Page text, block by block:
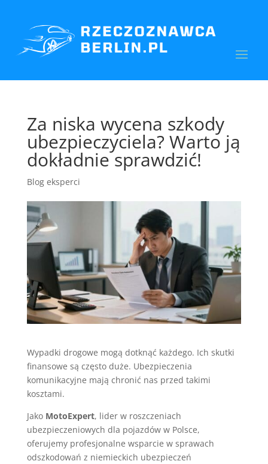
Za niska wycena szkody
ubezpieczyciela? Warto ją
dokładnie sprawdzić!
Blog eksperci
Wypadki drogowe mogą dotknąć każdego. Ich skutki
finansowe są często duże. Ubezpieczenia
komunikacyjne mają chronić nas przed takimi
kosztami.
Jako MotoExpert, lider w roszczeniach
ubezpieczeniowych dla pojazdów w Polsce,
oferujemy profesjonalne wsparcie w sprawach
odszkodowań z niemieckich ubezpieczeń